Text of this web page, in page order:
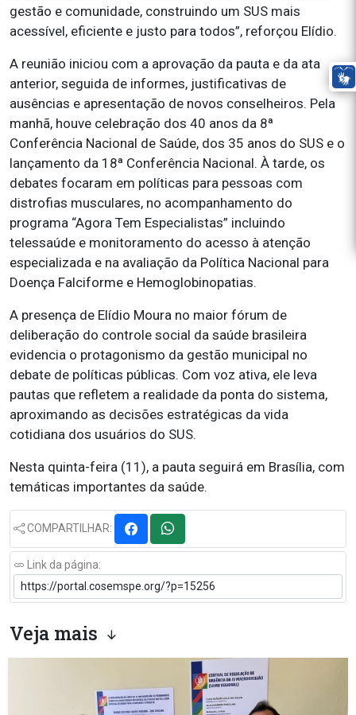
gestão e comunidade, construindo um SUS mais
acessível, eficiente e justo para todos”, reforçou Elídio.
A reunião iniciou com a aprovação da pauta e da ata
anterior, seguida de informes, justificativas de
ausências e apresentação de novos conselheiros. Pela
manhã, houve celebração dos 40 anos da 8ª
Conferência Nacional de Saúde, dos 35 anos do SUS e o
lançamento da 18ª Conferência Nacional. À tarde, os
debates focaram em políticas para pessoas com
distrofias musculares, no acompanhamento do
programa “Agora Tem Especialistas” incluindo
telessaúde e monitoramento do acesso à atenção
especializada e na avaliação da Política Nacional para
Doença Falciforme e Hemoglobinopatias.
A presença de Elídio Moura no maior fórum de
deliberação do controle social da saúde brasileira
evidencia o protagonismo da gestão municipal no
debate de políticas públicas. Com voz ativa, ele leva
pautas que refletem a realidade da ponta do sistema,
aproximando as decisões estratégicas da vida
cotidiana dos usuários do SUS.
Nesta quinta-feira (11), a pauta seguirá em Brasília, com
temáticas importantes da saúde.
COMPARTILHAR:
Link da página:
Veja mais